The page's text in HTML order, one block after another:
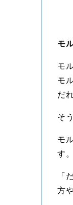
モ
モ
モ
だ
そ
モ
す。
「
方